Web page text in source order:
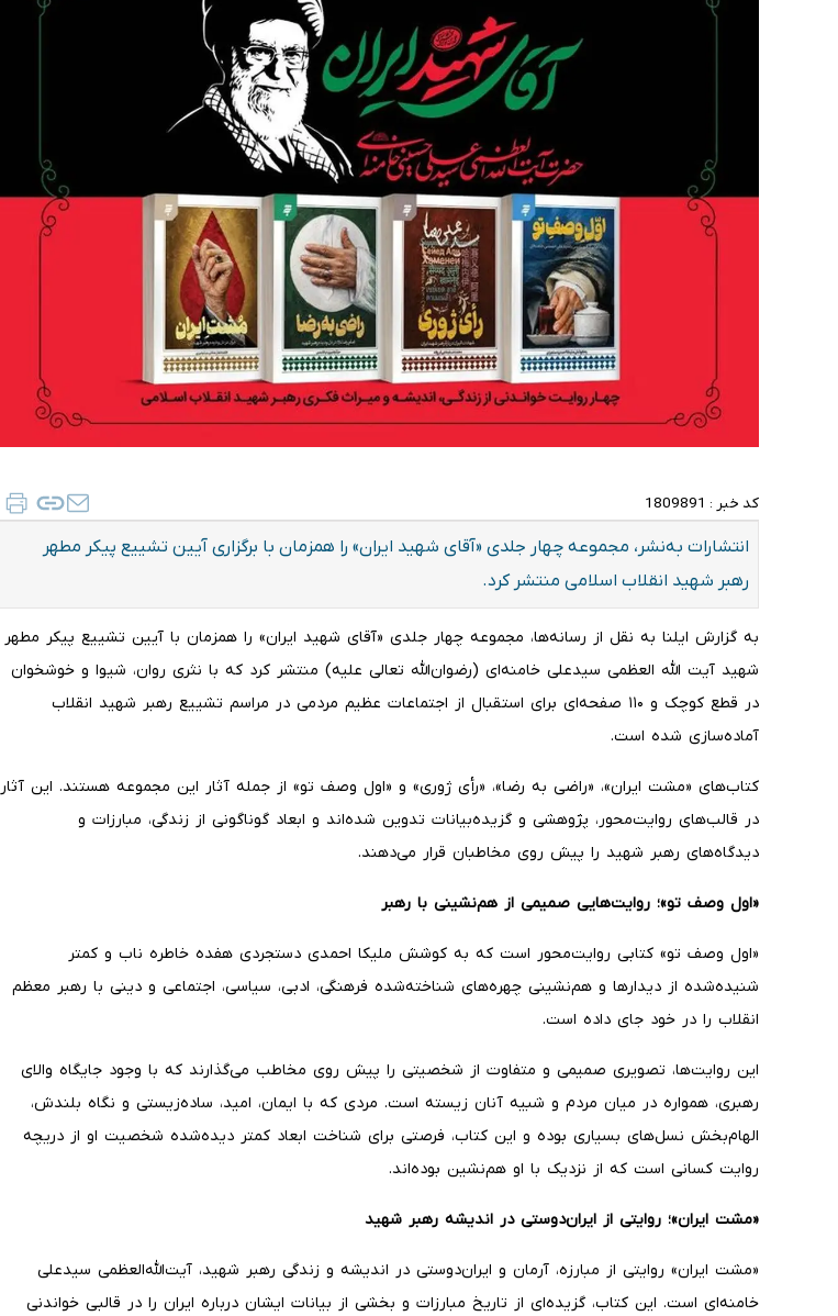
کد خبر : 1809891
انتشارات به‌نشر، مجموعه چهار جلدی «آقای شهید ایران» را همزمان با برگزاری آیین تشییع پیکر مطهر
رهبر شهید انقلاب اسلامی منتشر کرد.
به گزارش ایلنا به نقل از رسانه‌ها، مجموعه چهار جلدی «آقای شهید ایران» را همزمان با آیین تشییع پیکر مطهر
شهید آیت الله العظمی سیدعلی خامنه‌ای (رضوان‌الله تعالی علیه) منتشر کرد که با نثری روان، شیوا و خوشخوان
در قطع کوچک و ۱۱۰ صفحه‌ای برای استقبال از اجتماعات عظیم مردمی در مراسم تشییع رهبر شهید انقلاب
آماده‌سازی شده است.
کتاب‌های «مشت ایران»، «راضی به رضا»، «رأی ژوری» و «اول وصف تو» از جمله آثار این مجموعه هستند. این آثار
در قالب‌های روایت‌محور، پژوهشی و گزیده‌بیانات تدوین شده‌اند و ابعاد گوناگونی از زندگی، مبارزات و
دیدگاه‌های رهبر شهید را پیش روی مخاطبان قرار می‌دهند.
«اول وصف تو»؛ روایت‌هایی صمیمی از هم‌نشینی با رهبر
«اول وصف تو» کتابی روایت‌محور است که به کوشش ملیکا احمدی دستجردی هفده خاطره ناب و کمتر
شنیده‌شده از دیدارها و هم‌نشینی چهره‌های شناخته‌شده فرهنگی، ادبی، سیاسی، اجتماعی و دینی با رهبر معظم
انقلاب را در خود جای داده است.
این روایت‌ها، تصویری صمیمی و متفاوت از شخصیتی را پیش روی مخاطب می‌گذارند که با وجود جایگاه والای
رهبری، همواره در میان مردم و شبیه آنان زیسته است. مردی که با ایمان، امید، ساده‌زیستی و نگاه بلندش،
الهام‌بخش نسل‌های بسیاری بوده و این کتاب، فرصتی برای شناخت ابعاد کمتر دیده‌شده شخصیت او از دریچه
روایت کسانی است که از نزدیک با او هم‌نشین بوده‌اند.
«مشت ایران»؛ روایتی از ایران‌دوستی در اندیشه رهبر شهید
«مشت ایران» روایتی از مبارزه، آرمان و ایران‌دوستی در اندیشه و زندگی رهبر شهید، آیت‌الله‌العظمی سیدعلی
خامنه‌ای است. این کتاب، گزیده‌ای از تاریخ مبارزات و بخشی از بیانات ایشان درباره ایران را در قالبی خواندنی